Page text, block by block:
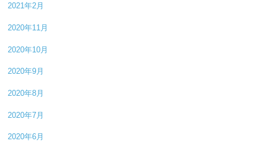
2021年2月
2020年11月
2020年10月
2020年9月
2020年8月
2020年7月
2020年6月